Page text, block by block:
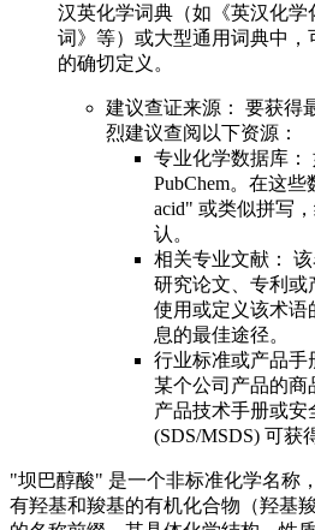
汉英化学词典（如《英汉化学
词》等）或大型通用词典中
的确切定义。
建议查证来源： 要获得
烈建议查阅以下资源：
专业化学数据库：
PubChem。在这些
acid" 或类似拼写
认。
相关专业文献：
研究论文、专利或
使用或定义该术语
息的最佳途径。
行业标准或产品手
某个公司产品的商
产品技术手册或安
(SDS/MSDS) 可获
"坝巴醇酸" 是一个非标准化学名称
有羟基和羧基的有机化合物（羟基